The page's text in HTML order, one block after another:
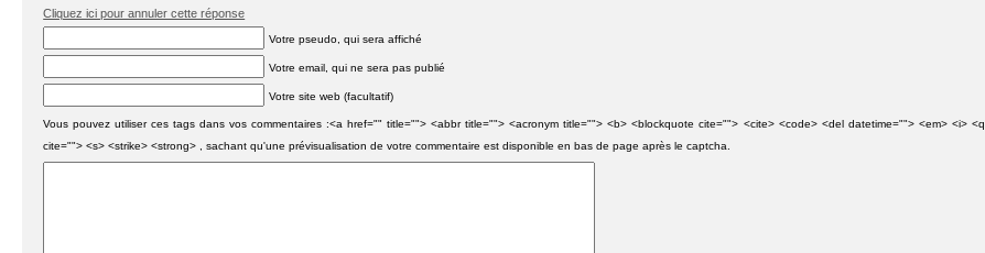
Cliquez ici pour annuler cette réponse
Votre pseudo, qui sera affiché
Votre email, qui ne sera pas publié
Votre site web (facultatif)
Vous pouvez utiliser ces tags dans vos commentaires :<a href="" title=""> <abbr title=""> <acronym title=""> <b> <blockquote cite=""> <cite> <code> <del datetime=""> <em> <i> <q
cite=""> <s> <strike> <strong> , sachant qu'une prévisualisation de votre commentaire est disponible en bas de page après le captcha.